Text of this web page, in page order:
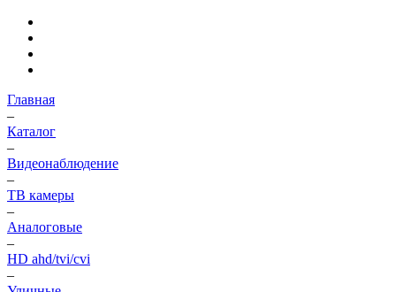
Главная
–
Каталог
–
Видеонаблюдение
–
ТВ камеры
–
Аналоговые
–
HD ahd/tvi/cvi
–